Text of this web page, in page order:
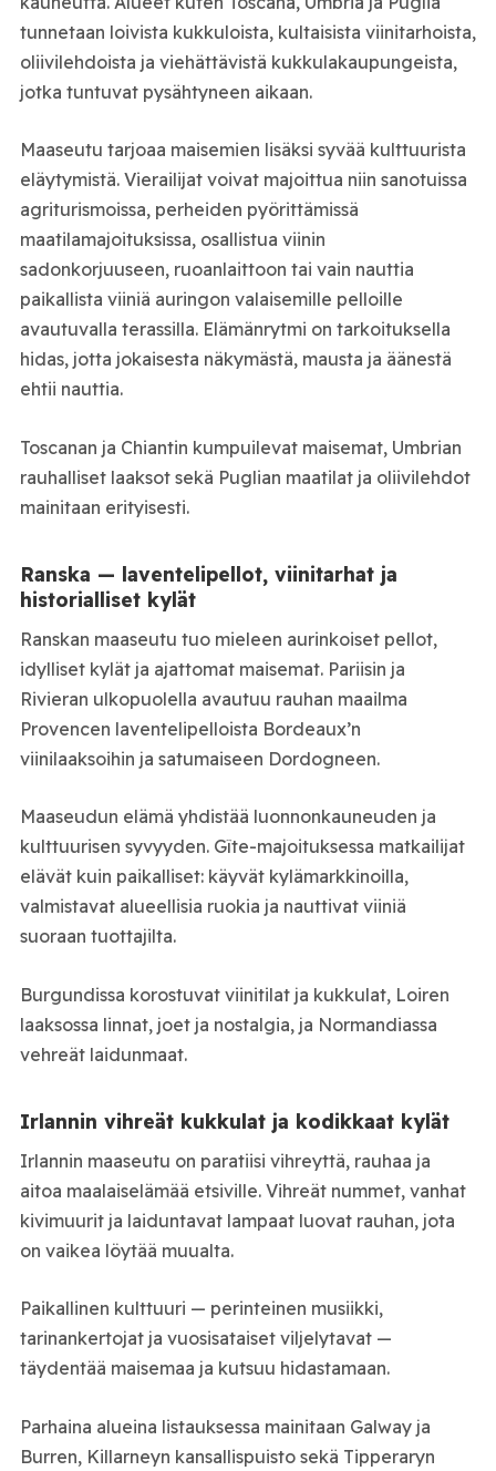
tunnetaan loivista kukkuloista, kultaisista viinitarhoista,
oliivilehdoista ja viehättävistä kukkulakaupungeista,
jotka tuntuvat pysähtyneen aikaan.
Maaseutu tarjoaa maisemien lisäksi syvää kulttuurista
eläytymistä. Vierailijat voivat majoittua niin sanotuissa
agriturismoissa, perheiden pyörittämissä
maatilamajoituksissa, osallistua viinin
sadonkorjuuseen, ruoanlaittoon tai vain nauttia
paikallista viiniä auringon valaisemille pelloille
avautuvalla terassilla. Elämänrytmi on tarkoituksella
hidas, jotta jokaisesta näkymästä, mausta ja äänestä
ehtii nauttia.
Toscanan ja Chiantin kumpuilevat maisemat, Umbrian
rauhalliset laaksot sekä Puglian maatilat ja oliivilehdot
mainitaan erityisesti.
Ranska — laventelipellot, viinitarhat ja
historialliset kylät
Ranskan maaseutu tuo mieleen aurinkoiset pellot,
idylliset kylät ja ajattomat maisemat. Pariisin ja
Rivieran ulkopuolella avautuu rauhan maailma
Provencen laventelipelloista Bordeaux’n
viinilaaksoihin ja satumaiseen Dordogneen.
Maaseudun elämä yhdistää luonnonkauneuden ja
kulttuurisen syvyyden. Gîte-majoituksessa matkailijat
elävät kuin paikalliset: käyvät kylämarkkinoilla,
valmistavat alueellisia ruokia ja nauttivat viiniä
suoraan tuottajilta.
Burgundissa korostuvat viinitilat ja kukkulat, Loiren
laaksossa linnat, joet ja nostalgia, ja Normandiassa
vehreät laidunmaat.
Irlannin vihreät kukkulat ja kodikkaat kylät
Irlannin maaseutu on paratiisi vihreyttä, rauhaa ja
aitoa maalaiselämää etsiville. Vihreät nummet, vanhat
kivimuurit ja laiduntavat lampaat luovat rauhan, jota
on vaikea löytää muualta.
Paikallinen kulttuuri — perinteinen musiikki,
tarinankertojat ja vuosisataiset viljelytavat —
täydentää maisemaa ja kutsuu hidastamaan.
Parhaina alueina listauksessa mainitaan Galway ja
Burren, Killarneyn kansallispuisto sekä Tipperaryn